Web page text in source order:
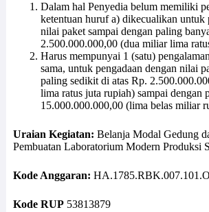
Dalam hal Penyedia belum memiliki
ketentuan huruf a) dikecualikan untuk
nilai paket sampai dengan paling
2.500.000.000,00 (dua miliar lima
Harus mempunyai 1 (satu)
sama, untuk pengadaan dengan nilai
paling sedikit di atas Rp.
lima ratus juta rupiah) sampai dengan
15.000.000.000,00 (lima belas miliar
Uraian Kegiatan: Belanja Modal Gedung
Pembuatan Laboratorium Modern Produksi
Kode Anggaran:
Kode RUP53813879